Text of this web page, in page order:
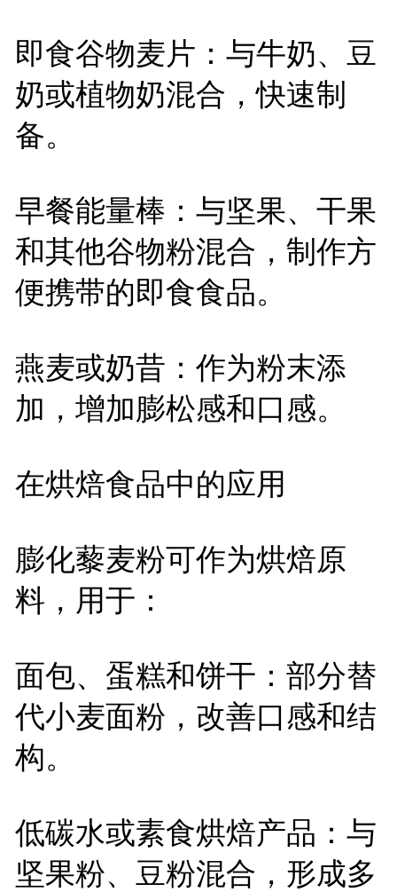
即食谷物麦片：与牛奶、豆
奶或植物奶混合，快速制
备。
早餐能量棒：与坚果、干果
和其他谷物粉混合，制作方
便携带的即食食品。
燕麦或奶昔：作为粉末添
加，增加膨松感和口感。
在烘焙食品中的应用
膨化藜麦粉可作为烘焙原
料，用于：
面包、蛋糕和饼干：部分替
代小麦面粉，改善口感和结
构。
低碳水或素食烘焙产品：与
坚果粉、豆粉混合，形成多